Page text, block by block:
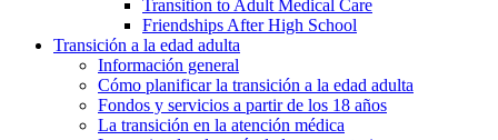
Transition to Adult Medical Care
Friendships After High School
Transición a la edad adulta
Información general
Cómo planificar la transición a la edad adulta
Fondos y servicios a partir de los 18 años
La transición en la atención médica